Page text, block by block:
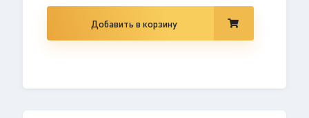
Добавить в корзину